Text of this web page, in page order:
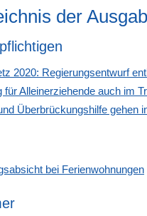
der
2020: Regierungsentwurf
für Alleinerziehende auch im
Überbrückungshilfe gehen
bei Ferienwohnungen